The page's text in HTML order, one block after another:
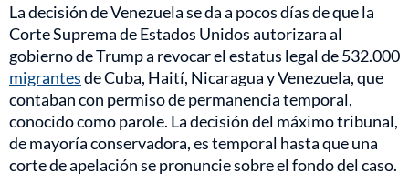
La decisión de Venezuela se da a pocos días de que la
Corte Suprema de Estados Unidos autorizara al
gobierno de Trump a revocar el estatus legal de 532.000
migrantesde Cuba, Haití, Nicaragua y Venezuela, que
contaban con permiso de permanencia temporal,
conocido como parole. La decisión del máximo tribunal,
de mayoría conservadora, es temporal hasta que una
corte de apelación se pronuncie sobre el fondo del caso.